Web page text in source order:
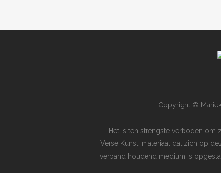
Copyright ©
Het is ten strengste verboden om
Verse Kunst, materiaal dat zich op
verband houdend medium is